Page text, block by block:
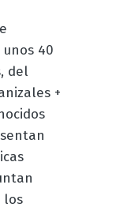
40
del
+
los